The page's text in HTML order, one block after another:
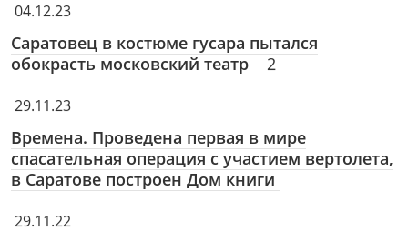
04.12.23
Саратовец в костюме гусара пытался
обокрасть московский театр
2
29.11.23
Времена. Проведена первая в мире
спасательная операция с участием вертолета,
в Саратове построен Дом книги
29.11.22